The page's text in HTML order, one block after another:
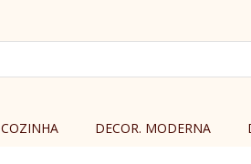
COZINHA DECOR. MODERNA